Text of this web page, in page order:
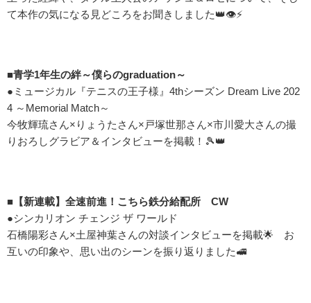
て本作の気になる見どころをお聞きしました👑👁⚡
■青学1年生の絆～僕らのgraduation～
●ミュージカル『テニスの王子様』4thシーズン Dream Live 202
4 ～Memorial Match～
今牧輝琉さん×りょうたさん×戸塚世那さん×市川愛大さんの撮
りおろしグラビア＆インタビューを掲載！🎾👑
■【新連載】全速前進！こちら鉄分給配所 CW
●シンカリオン チェンジ ザ ワールド
石橋陽彩さん×土屋神葉さんの対談インタビューを掲載🌟 お
互いの印象や、思い出のシーンを振り返りました🚅